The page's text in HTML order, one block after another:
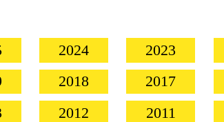
2024 2023
2018 2017
2012 2011